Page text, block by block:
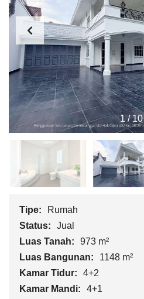
1/10
Tipe:
Rumah
Status:
Jual
Luas Tanah:
973 m²
Luas Bangunan:
1148 m²
Kamar Tidur:
4+2
Kamar Mandi:
4+1